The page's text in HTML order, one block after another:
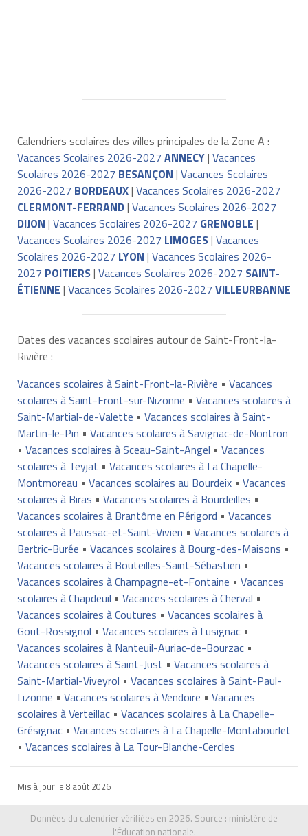
Calendriers scolaires des villes principales de la Zone A :
Vacances Scolaires 2026-2027 ANNECY| Vacances
Scolaires 2026-2027 BESANÇON | Vacances Scolaires
2026-2027 BORDEAUX| Vacances Scolaires 2026-2027
CLERMONT-FERRAND| Vacances Scolaires 2026-2027
DIJON | Vacances Scolaires 2026-2027 GRENOBLE |
Vacances Scolaires 2026-2027 LIMOGES| Vacances
Scolaires 2026-2027 LYON | Vacances Scolaires 2026-
2027 POITIERS| Vacances Scolaires 2026-2027 SAINT-
ÉTIENNE | Vacances Scolaires 2026-2027 VILLEURBANNE
Dates des vacances scolaires autour de Saint-Front-la-
Rivière :
Vacances scolaires à Saint-Front-la-Rivière • Vacances
scolaires à Saint-Front-sur-Nizonne • Vacances scolaires à
Saint-Martial-de-Valette • Vacances scolaires à Saint-
Martin-le-Pin • Vacances scolaires à Savignac-de-Nontron
• Vacances scolaires à Sceau-Saint-Angel • Vacances
scolaires à Teyjat • Vacances scolaires à La Chapelle-
Montmoreau • Vacances scolaires au Bourdeix• Vacances
scolaires à Biras • Vacances scolaires à Bourdeilles •
Vacances scolaires à Brantôme en Périgord • Vacances
scolaires à Paussac-et-Saint-Vivien • Vacances scolaires à
Bertric-Burée • Vacances scolaires à Bourg-des-Maisons •
Vacances scolaires à Bouteilles-Saint-Sébastien •
Vacances scolaires à Champagne-et-Fontaine • Vacances
scolaires à Chapdeuil • Vacances scolaires à Cherval •
Vacances scolaires à Coutures • Vacances scolaires à
Gout-Rossignol • Vacances scolaires à Lusignac•
Vacances scolaires à Nanteuil-Auriac-de-Bourzac•
Vacances scolaires à Saint-Just • Vacances scolaires à
Saint-Martial-Viveyrol • Vacances scolaires à Saint-Paul-
Lizonne • Vacances scolaires à Vendoire • Vacances
scolaires à Verteillac• Vacances scolaires à La Chapelle-
Grésignac• Vacances scolaires à La Chapelle-Montabourlet
• Vacances scolaires à La Tour-Blanche-Cercles
Mis à jour le 8 août 2026
Données du calendrier vérifiées en 2026. Source : ministère de
l'Éducation nationale.